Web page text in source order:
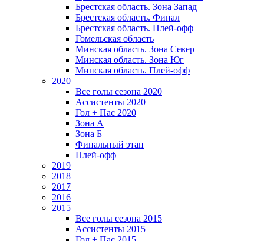
Брестская область. Зона Запад
Брестская область. Финал
Брестская область. Плей-офф
Гомельская область
Минская область. Зона Север
Минская область. Зона Юг
Минская область. Плей-офф
2020
Все голы сезона 2020
Ассистенты 2020
Гол + Пас 2020
Зона А
Зона Б
Финальный этап
Плей-офф
2019
2018
2017
2016
2015
Все голы сезона 2015
Ассистенты 2015